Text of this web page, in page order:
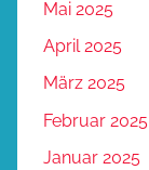
Mai 2025
April 2025
März 2025
Februar 2025
Januar 2025